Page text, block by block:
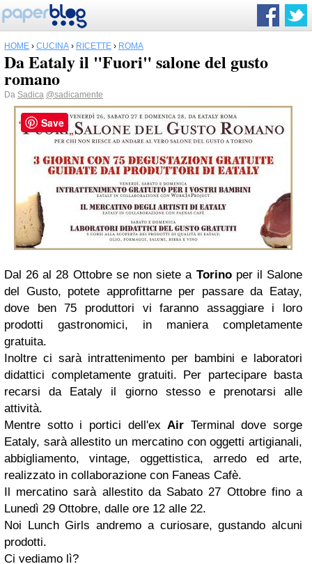
HOME › CUCINA › RICETTE › ROMA
Da Eataly il "Fuori" salone del gusto
romano
Da Sadica @sadicamente
Dal 26 al 28 Ottobre se non siete a Torinoper il Salone
del Gusto, potete approfittarne per passare da Eatay,
dove ben 75 produttori vi faranno assaggiare i loro
prodotti gastronomici, in maniera completamente
gratuita.
Inoltre ci sarà intrattenimento per bambini e laboratori
didattici completamente gratuiti. Per partecipare basta
recarsi da Eataly il giorno stesso e prenotarsi alle
attività.
Mentre sotto i portici dell'exAir Terminal dove sorge
Eataly, sarà allestito un mercatino con oggetti artigianali,
abbigliamento, vintage, oggettistica, arredo ed arte,
realizzato in collaborazione con Faneas Cafè.
Il mercatino sarà allestito da Sabato 27 Ottobre fino a
Lunedì 29 Ottobre, dalle ore 12 alle 22.
Noi Lunch Girls andremo a curiosare, gustando alcuni
prodotti.
Ci vediamo lì?
Save